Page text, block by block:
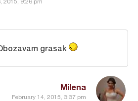
Milena
February 14, 2015, 3:37 pm
grasak